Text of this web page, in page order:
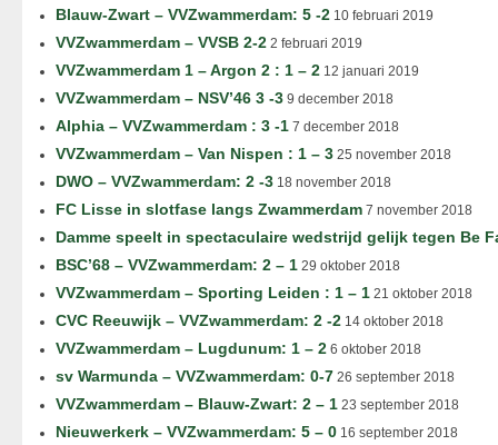
Blauw-Zwart – VVZwammerdam: 5 -2 10 februari 2019
VVZwammerdam – VVSB 2-2 2 februari 2019
VVZwammerdam 1 – Argon 2 : 1 – 2 12 januari 2019
VVZwammerdam – NSV’46 3 -3 9 december 2018
Alphia – VVZwammerdam : 3 -1 7 december 2018
VVZwammerdam – Van Nispen : 1 – 3 25 november 2018
DWO – VVZwammerdam: 2 -3 18 november 2018
FC Lisse in slotfase langs Zwammerdam 7 november 2018
Damme speelt in spectaculaire wedstrijd gelijk tegen Be
BSC’68 – VVZwammerdam: 2 – 1 29 oktober 2018
VVZwammerdam – Sporting Leiden : 1 – 1 21 oktober 2018
CVC Reeuwijk – VVZwammerdam: 2 -2 14 oktober 2018
VVZwammerdam – Lugdunum: 1 – 2 6 oktober 2018
sv Warmunda – VVZwammerdam: 0-7 26 september 2018
VVZwammerdam – Blauw-Zwart: 2 – 1 23 september 2018
Nieuwerkerk – VVZwammerdam: 5 – 0 16 september 2018